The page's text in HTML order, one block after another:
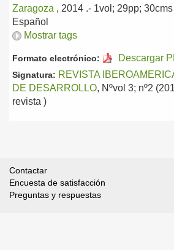
Zaragoza , 2014 .- 1vol; 29pp;
Español
Mostrar tags
Formato electrónico: Descargar
Signatura: REVISTA
DE DESARROLLO, Nºvol 3; nº2
revista )
Contactar
Encuesta de satisfacción
Preguntas y respuestas